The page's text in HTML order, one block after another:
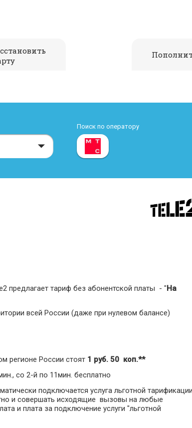
Поиск по оператору
предлагает тариф без абонентской платы - "На
всей России (даже при нулевом балансе)
регионе России стоят 1 руб. 50 коп.**
со 2-й по 11мин. бесплатно
подключается услуга льготной
и совершать исходящие вызовы на любые
и плата за подключение услуги "льготной